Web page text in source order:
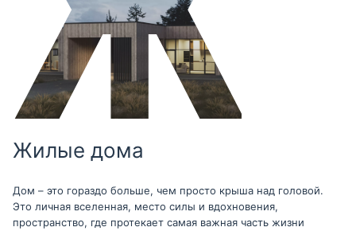
Жилые дома
Дом – это гораздо больше, чем просто крыша над головой.
Это личная вселенная, место силы и вдохновения,
пространство, где протекает самая важная часть жизни